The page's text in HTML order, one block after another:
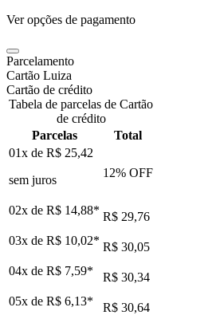
Ver opções de pagamento
Parcelamento
Cartão Luiza
Cartão de crédito
Tabela de parcelas de Cartão
de crédito
Parcelas
Total
01x de R$ 25,42
sem juros
12% OFF
02x de R$ 14,88* R$ 29,76
03x de R$ 10,02* R$ 30,05
04x de R$ 7,59*
R$ 30,34
05x de R$ 6,13*
R$ 30,64